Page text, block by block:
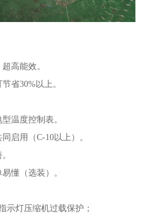
高能效。
省30%以上。
温度控制表。
启用（C-10以上）。
懂（选装）。
示灯压缩机过载保护；